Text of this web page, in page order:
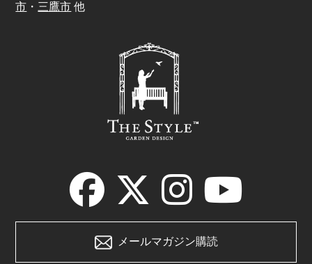
市 ・ 三鷹市 他
メールマガジン購読